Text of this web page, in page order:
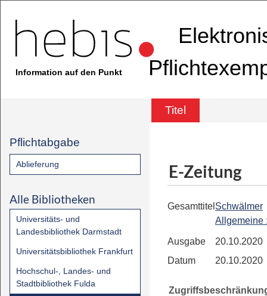
Information auf den Punkt
Titel
Pflichtabgabe
Ablieferung
Alle Bibliotheken
Universitäts- und
Landesbibliothek Darmstadt
Universitätsbibliothek Frankfurt
Hochschul-, Landes- und
Stadtbibliothek Fulda
E-Zeitung
Gesamttitel Schwälmer
Allgemeine
Ausgabe
20.10.2020
Datum
20.10.2020